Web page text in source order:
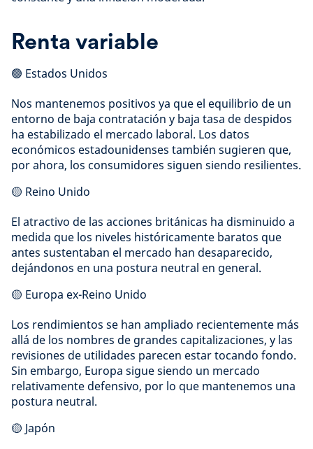
Renta variable
🟢 Estados Unidos
Nos mantenemos positivos ya que el equilibrio de un
entorno de baja contratación y baja tasa de despidos
ha estabilizado el mercado laboral. Los datos
económicos estadounidenses también sugieren que,
por ahora, los consumidores siguen siendo resilientes.
🟡 Reino Unido
El atractivo de las acciones británicas ha disminuido a
medida que los niveles históricamente baratos que
antes sustentaban el mercado han desaparecido,
dejándonos en una postura neutral en general.
🟡 Europa ex-Reino Unido
Los rendimientos se han ampliado recientemente más
allá de los nombres de grandes capitalizaciones, y las
revisiones de utilidades parecen estar tocando fondo.
Sin embargo, Europa sigue siendo un mercado
relativamente defensivo, por lo que mantenemos una
postura neutral.
🟡 Japón